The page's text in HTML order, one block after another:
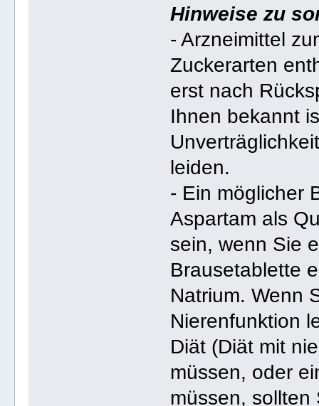
Hinweise zu
- Arzneimittel
Zuckerarten
erst nach
Ihnen bekannt
leiden.
- Ein möglicher
Aspartam als
sein, wenn Sie
Brausetablette
Natrium. Wenn
Nierenfunktion
Diät (Diät mit
müssen, oder
müssen, sollten